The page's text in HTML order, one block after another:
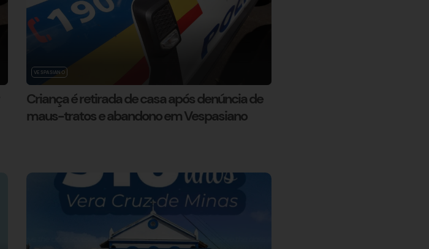
VESPASIANO
Criança é retirada de casa após denúncia de
maus-tratos e abandono em Vespasiano